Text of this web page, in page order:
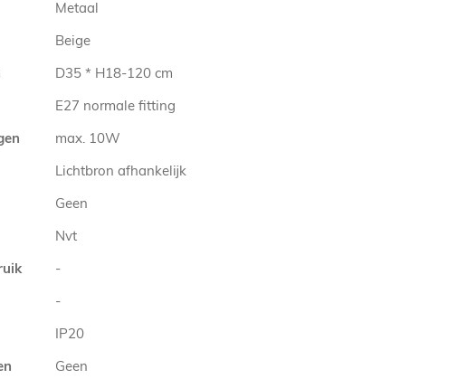
Metaal
Beige
D35 * H18-120 cm
E27 normale fitting
max. 10W
Lichtbron afhankelijk
Geen
Nvt
-
-
IP20
Geen